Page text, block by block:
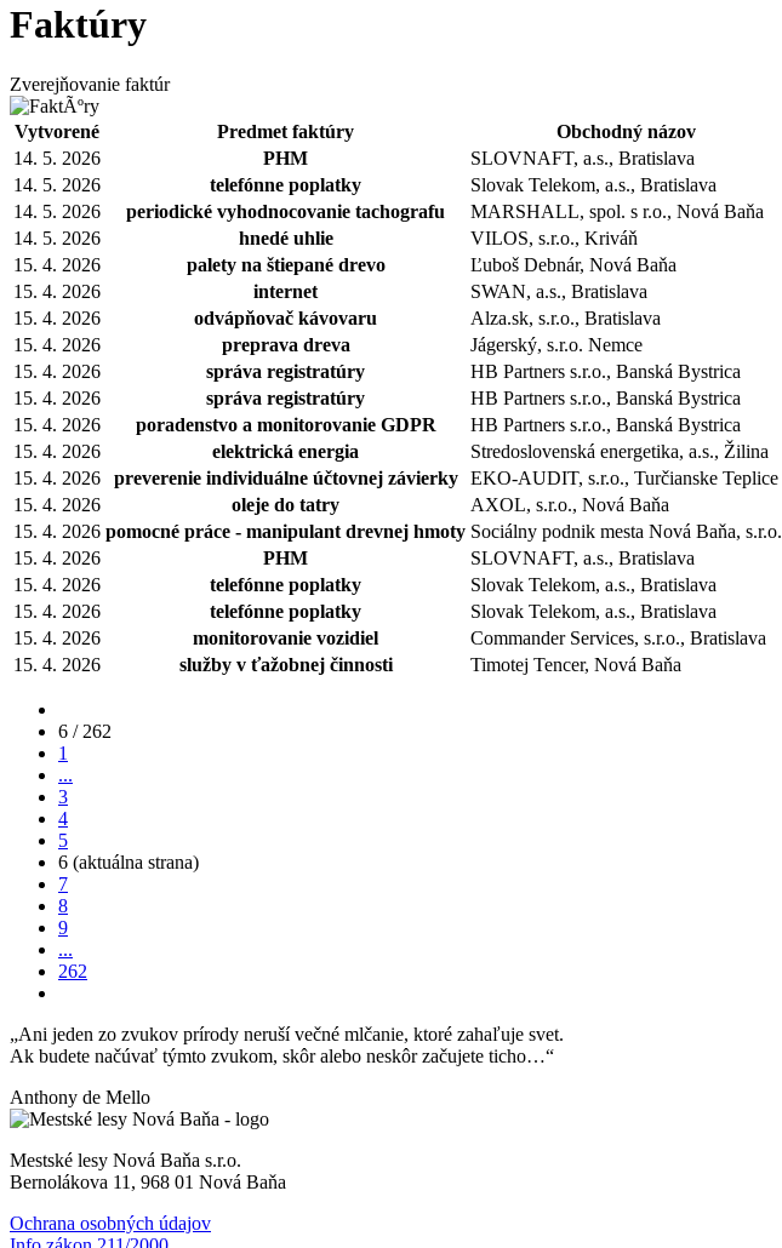
Faktúry
Zverejňovanie faktúr
Vytvorené Predmet faktúry Obchodný názov
14. 5. 2026
PHM SLOVNAFT, a.s., Bratislava
14. 5. 2026
telefónne poplatky Slovak Telekom, a.s., Bratislava
14. 5. 2026
periodické vyhodnocovanie tachografu MARSHALL, spol. s r.o., Nová Baňa
14. 5. 2026
hnedé uhlie VILOS, s.r.o., Kriváň
15. 4. 2026
palety na štiepané drevo Ľuboš Debnár, Nová Baňa
15. 4. 2026
internet SWAN, a.s., Bratislava
15. 4. 2026
odvápňovač kávovaru Alza.sk, s.r.o., Bratislava
15. 4. 2026
preprava dreva Jágerský, s.r.o. Nemce
15. 4. 2026
správa registratúry HB Partners s.r.o., Banská Bystrica
15. 4. 2026
správa registratúry HB Partners s.r.o., Banská Bystrica
15. 4. 2026
poradenstvo a monitorovanie GDPR HB Partners s.r.o., Banská Bystrica
15. 4. 2026
elektrická energia Stredoslovenská energetika, a.s., Žilina
15. 4. 2026
preverenie individuálne účtovnej závierky EKO-AUDIT, s.r.o., Turčianske Teplice
15. 4. 2026
oleje do tatry AXOL, s.r.o., Nová Baňa
15. 4. 2026 pomocné práce - manipulant drevnej hmoty Sociálny podnik mesta Nová Baňa, s.r.o.
15. 4. 2026
PHM SLOVNAFT, a.s., Bratislava
15. 4. 2026
telefónne poplatky Slovak Telekom, a.s., Bratislava
15. 4. 2026
telefónne poplatky Slovak Telekom, a.s., Bratislava
15. 4. 2026
monitorovanie vozidiel Commander Services, s.r.o., Bratislava
15. 4. 2026
služby v ťažobnej činnosti Timotej Tencer, Nová Baňa
6 / 262
1
...
3
4
5
6 (aktuálna strana)
7
8
9
...
262
„Ani jeden zo zvukov prírody neruší večné mlčanie, ktoré zahaľuje svet.
Ak budete načúvať týmto zvukom, skôr alebo neskôr začujete ticho…“
Anthony de Mello
Mestské lesy Nová Baňa s.r.o.
Bernolákova 11, 968 01 Nová Baňa
Ochrana osobných údajov